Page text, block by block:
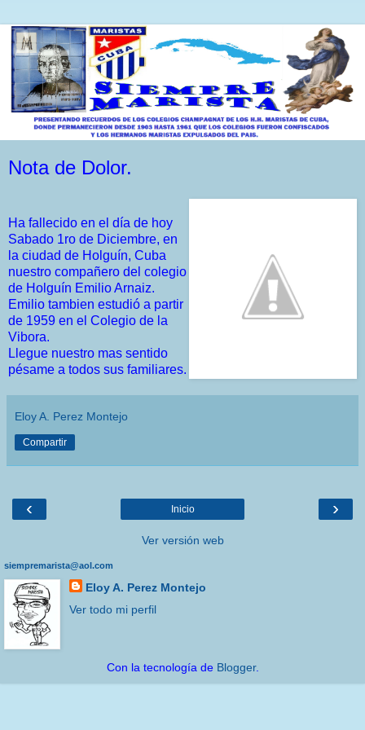
Nota de Dolor.
Ha fallecido en el día de hoy
Sabado 1ro de Diciembre, en
la ciudad de Holguín, Cuba
nuestro compañero del colegio
de Holguín Emilio Arnaiz.
Emilio tambien estudió a partir
de 1959 en el Colegio de la
Vibora.
Llegue nuestro mas sentido
pésame a todos sus familiares.
Eloy A. Perez Montejo
Compartir
‹ ›
Inicio
Ver versión web
siempremarista@aol.com
Eloy A. Perez Montejo
Ver todo mi perfil
Con la tecnología de Blogger.